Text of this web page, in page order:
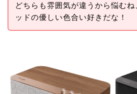
どちらも雰囲気が違うから悩むね
ッドの優しい色合い好きだな！